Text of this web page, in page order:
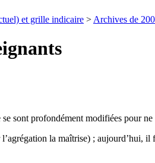
et grille indicaire > Archives de
sont profondément modifiées pour
la maîtrise) ; aujourd’hui, il